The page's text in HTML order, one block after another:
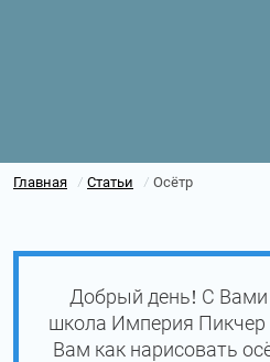
Главная / Статьи / Осётр
Добрый день! С Вами
школа Империя Пикчер
Вам как нарисовать